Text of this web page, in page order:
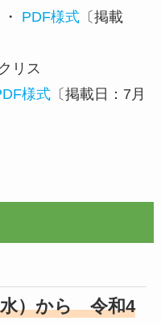
PDF様式〔掲載
ス
様式〔掲載日：7月
水）から 令和4